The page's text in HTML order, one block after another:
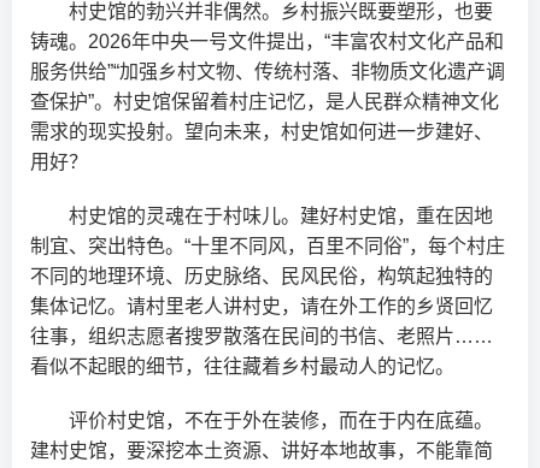
村史馆的勃兴并非偶然。乡村振兴既要塑形，也要
铸魂。2026年中央一号文件提出，“丰富农村文化产品和
服务供给”“加强乡村文物、传统村落、非物质文化遗产调
查保护”。村史馆保留着村庄记忆，是人民群众精神文化
需求的现实投射。望向未来，村史馆如何进一步建好、
用好？
村史馆的灵魂在于村味儿。建好村史馆，重在因地
制宜、突出特色。“十里不同风，百里不同俗”，每个村庄
不同的地理环境、历史脉络、民风民俗，构筑起独特的
集体记忆。请村里老人讲村史，请在外工作的乡贤回忆
往事，组织志愿者搜罗散落在民间的书信、老照片……
看似不起眼的细节，往往藏着乡村最动人的记忆。
评价村史馆，不在于外在装修，而在于内在底蕴。
建村史馆，要深挖本土资源、讲好本地故事，不能靠简